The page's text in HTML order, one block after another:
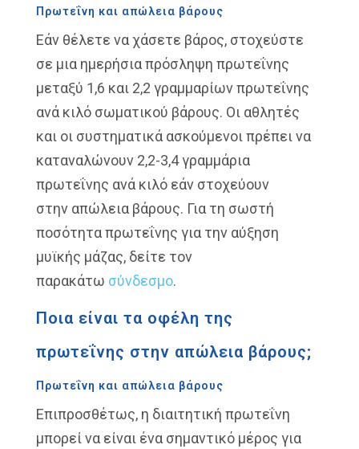
Πρωτεΐνη και απώλεια βάρους
Εάν θέλετε να χάσετε βάρος, στοχεύστε
σε μια ημερήσια πρόσληψη πρωτεΐνης
μεταξύ 1,6 και 2,2 γραμμαρίων πρωτεΐνης
ανά κιλό σωματικού βάρους. Οι αθλητές
και οι συστηματικά ασκούμενοιπρέπει να
καταναλώνουν 2,2-3,4γραμμάρια
πρωτεΐνης ανά κιλό εάν στοχεύουν
στην απώλεια βάρους. Για τη σωστή
ποσότητα πρωτεΐνης για την αύξηση
μυϊκής μάζας, δείτε τον
παρακάτω σύνδεσμο.
Ποια είναι τα οφέλη της
πρωτεΐνης στην απώλεια βάρους;
Πρωτεΐνη και απώλεια βάρους
Επιπροσθέτως, η διαιτητική πρωτεΐνη
μπορεί να είναι ένα σημαντικό μέρος για